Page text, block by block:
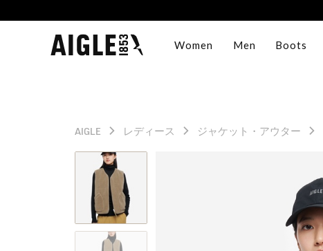
Women Men Boots
AIGLE レディース ジャケット・アウター